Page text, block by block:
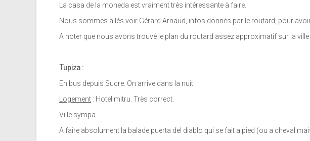
La casa de la moneda est vraiment très intéressante à faire.
Nous sommes allés voir Gérard Arnaud, infos donnés par le routard, pour
A noter que nous avons trouvé le plan du routard assez approximatif sur la ville
Tupiza :
En bus depuis Sucre. On arrive dans la nuit.
Logement : Hotel mitru. Très correct.
Ville sympa.
A faire absolument la balade puerta del diablo qui se fait a pied (ou a cheval